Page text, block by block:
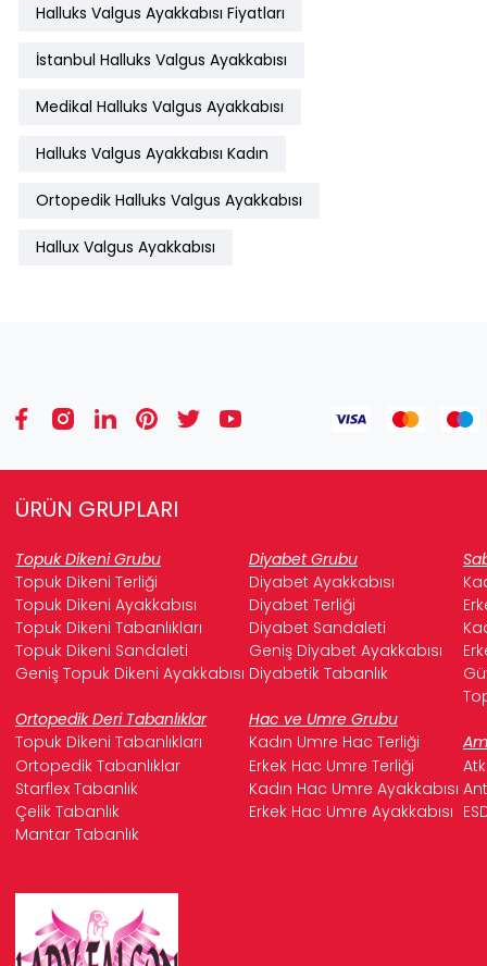
Halluks Valgus Ayakkabısı Fiyatları
İstanbul Halluks Valgus Ayakkabısı
Medikal Halluks Valgus Ayakkabısı
Halluks Valgus Ayakkabısı Kadın
Ortopedik Halluks Valgus Ayakkabısı
Hallux Valgus Ayakkabısı
ÜRÜN GRUPLARI
Topuk Dikeni Grubu Diyabet Grubu
Topuk Dikeni Terliği
Diyabet Ayakkabısı
Topuk Dikeni Ayakkabısı
Diyabet Terliği
Topuk Dikeni Tabanlıkları
Diyabet Sandaleti
Topuk Dikeni Sandaleti
Geniş Diyabet Ayakkabısı
Geniş Topuk Dikeni Ayakkabısı Diyabetik Tabanlık
Ortopedik Deri Tabanlıklar
Hac ve Umre Grubu
Topuk Dikeni Tabanlıkları
Kadın Umre Hac Terliği
Ortopedik Tabanlıklar
Erkek Hac Umre Terliği
Starflex Tabanlık
Kadın Hac Umre Ayakkabısı
Çelik Tabanlık
Erkek Hac Umre Ayakkabısı
Mantar Tabanlık